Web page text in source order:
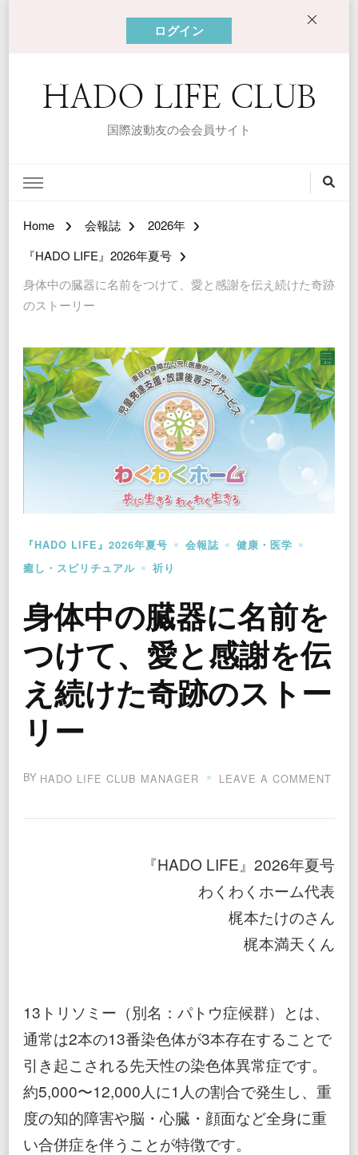
ログイン
HADO LIFE CLUB
国際波動友の会会員サイト
Home 会報誌
2026年
『HADO LIFE』2026年夏号
身体中の臓器に名前をつけて、愛と感謝を伝え続けた奇跡
のストーリー
『HADO LIFE』2026年夏号 会報誌
健康・医学
癒し・スピリチュアル
祈り
身体中の臓器に名前を
つけて、愛と感謝を伝
え続けた奇跡のストー
リー
BY HADO LIFE CLUB MANAGER LEAVE A COMMENT
中
器
に
名
を
つ
謝
続
『HADO LIFE』2026年夏号
わくわくホーム代表
梶本たけのさん
梶本満天くん
13トリソミー（別名：パトウ症候群）とは、
通常は2本の13番染色体が3本存在することで
引き起こされる先天性の染色体異常症です。
約5,000〜12,000人に1人の割合で発生し、重
度の知的障害や脳・心臓・顔面など全身に重
い合併症を伴うことが特徴です。